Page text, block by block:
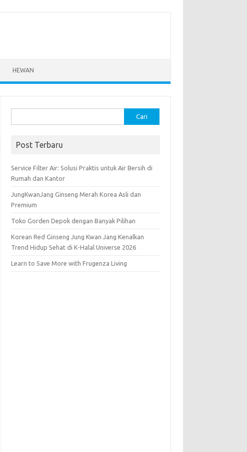
HEWAN
untuk:
Post Terbaru
Service Filter Air: Solusi Praktis untuk Air Bersih di
Rumah dan Kantor
JungKwanJang Ginseng Merah Korea Asli dan
Premium
Toko Gorden Depok dengan Banyak Pilihan
Korean Red Ginseng Jung Kwan Jang Kenalkan
Trend Hidup Sehat di K-Halal Universe 2026
Learn to Save More with Frugenza Living